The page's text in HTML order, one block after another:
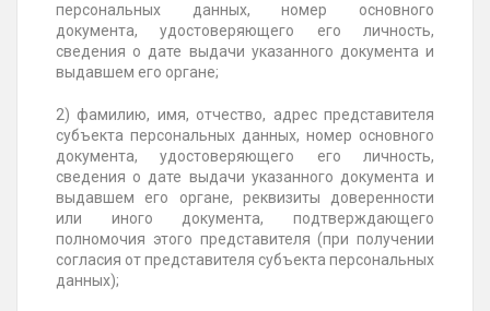
персональных данных, номер основного
документа, удостоверяющего его личность,
сведения о дате выдачи указанного документа и
выдавшем его органе;
2) фамилию, имя, отчество, адрес представителя
субъекта персональных данных, номер основного
документа, удостоверяющего его личность,
сведения о дате выдачи указанного документа и
выдавшем его органе, реквизиты доверенности
или иного документа, подтверждающего
полномочия этого представителя (при получении
согласия от представителя субъекта персональных
данных);